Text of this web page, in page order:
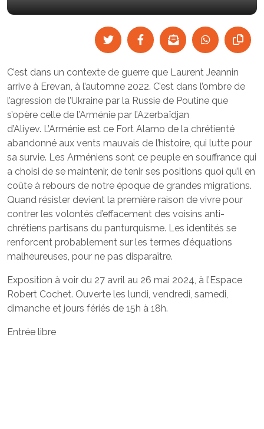
C’est dans un contexte de guerre que Laurent Jeannin
arrive à Erevan, à l’automne 2022. C’est dans l’ombre de
l’agression de l’Ukraine par la Russie de Poutine que
s’opère celle de l’Arménie par l’Azerbaïdjan
d’Aliyev. L’Arménie est ce Fort Alamo de la chrétienté
abandonné aux vents mauvais de l’histoire, qui lutte pour
sa survie. Les Arméniens sont ce peuple en souffrance qui
a choisi de se maintenir, de tenir ses positions quoi qu’il en
coûte à rebours de notre époque de grandes migrations.
Quand résister devient la première raison de vivre pour
contrer les volontés d’effacement des voisins anti-
chrétiens partisans du panturquisme. Les identités se
renforcent probablement sur les termes d’équations
malheureuses, pour ne pas disparaître.
Exposition à voir du 27 avril au 26 mai 2024, à l’Espace
Robert Cochet. Ouverte les lundi, vendredi, samedi,
dimanche et jours fériés de 15h à 18h.
Entrée libre